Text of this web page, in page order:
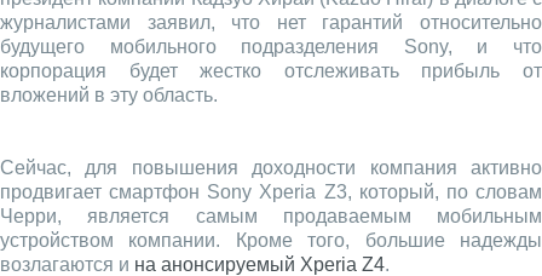
журналистами заявил, что нет гарантий относительно
будущего мобильного подразделения Sony, и что
корпорация будет жестко отслеживать прибыль от
вложений в эту область.
Сейчас, для повышения доходности компания активно
продвигает смартфон Sony Xperia Z3, который, по словам
Черри, является самым продаваемым мобильным
устройством компании. Кроме того, большие надежды
возлагаются и на анонсируемый Xperia Z4.